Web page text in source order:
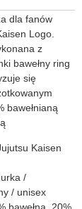
dla fanów
Logo.
z
bawełny ring
się
bawełnianą
Kaisen
/
/ unisex
bawełna, 20%